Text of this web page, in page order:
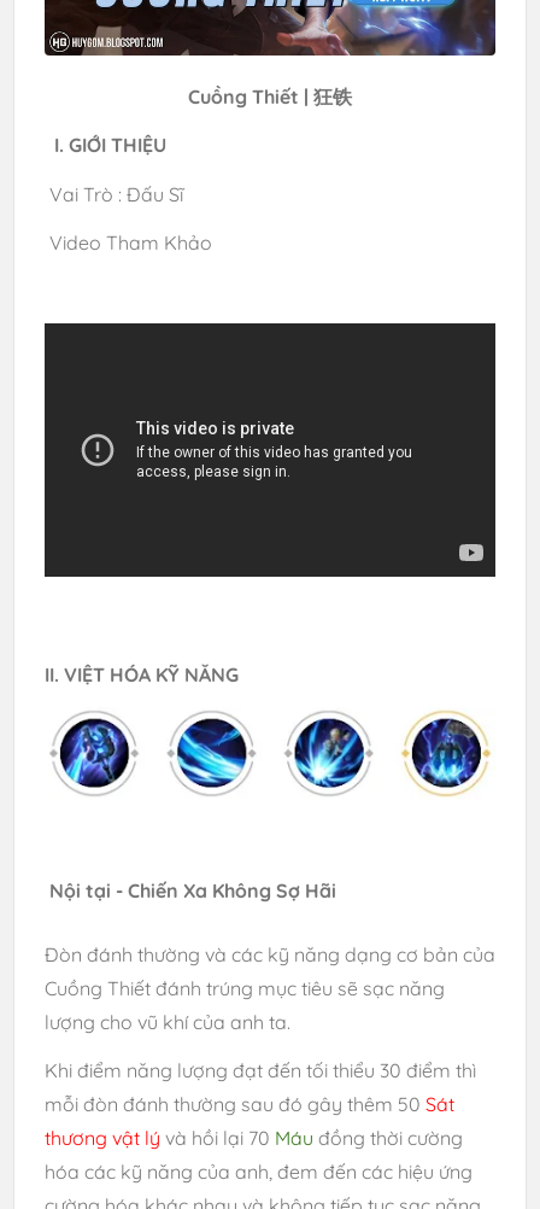
Cuồng Thiết | 狂铁
I. GIỚI THIỆU
Vai Trò : Đấu Sĩ
Video Tham Khảo
II. VIỆT HÓA KỸ NĂNG
Nội tại - Chiến Xa Không Sợ Hãi
Đòn đánh thường và các kỹ năng dạng cơ bản của
Cuồng Thiết đánh trúng mục tiêu sẽ sạc năng
lượng cho vũ khí của anh ta.
Khi điểm năng lượng đạt đến tối thiểu 30 điểm thì
mỗi đòn đánh thường sau đó gây thêm 50 Sát
thương vật lý và hồi lại 70 Máu đồng thời cường
hóa các kỹ năng của anh, đem đến các hiệu ứng